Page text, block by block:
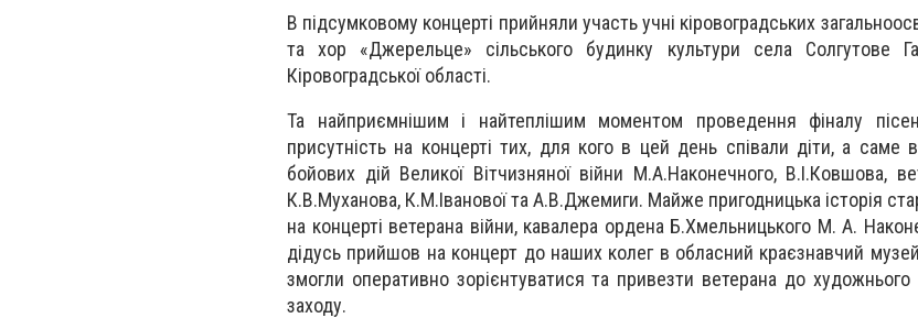
В підсумковому концерті прийняли участь учні кіровоградських
та хор «Джерельце» сільського будинку культури села Солгутове
Кіровоградської області.
Та найприємнішим і найтеплішим моментом проведення фіналу
присутність на концерті тих, для кого в цей день співали діти, а саме
бойових дій Великої Вітчизняної війни М.А.Наконечного, В.І.Ковшова,
К.В.Муханова, К.М.Іванової та А.В.Джемиги. Майже пригодницька історія
на концерті ветерана війни, кавалера ордена Б.Хмельницького М. А.
дідусь прийшов на концерт до наших колег в обласний краєзнавчий
змогли оперативно зорієнтуватися та привезти ветерана до
заходу.